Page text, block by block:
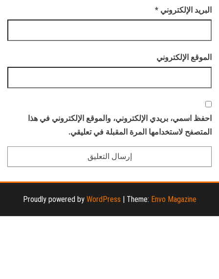
البريد الإلكتروني *
الموقع الإلكتروني
احفظ اسمي، بريدي الإلكتروني، والموقع الإلكتروني في هذا
المتصفح لاستخدامها المرة المقبلة في تعليقي.
Proudly powered by WordPress | Theme: Envo Magazine